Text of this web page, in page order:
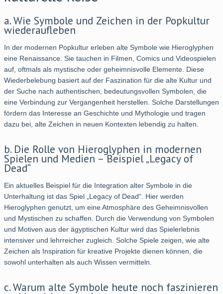
a. Wie Symbole und Zeichen in der Popkultur
wiederaufleben
In der modernen Popkultur erleben alte Symbole wie Hieroglyphen
eine Renaissance. Sie tauchen in Filmen, Comics und Videospielen
auf, oftmals als mystische oder geheimnisvolle Elemente. Diese
Wiederbelebung basiert auf der Faszination für die alte Kultur und
der Suche nach authentischen, bedeutungsvollen Symbolen, die
eine Verbindung zur Vergangenheit herstellen. Solche Darstellungen
fördern das Interesse an Geschichte und Mythologie und tragen
dazu bei, alte Zeichen in neuen Kontexten lebendig zu halten.
b. Die Rolle von Hieroglyphen in modernen
Spielen und Medien – Beispiel „Legacy of
Dead“
Ein aktuelles Beispiel für die Integration alter Symbole in die
Unterhaltung ist das Spiel „Legacy of Dead“. Hier werden
Hieroglyphen genutzt, um eine Atmosphäre des Geheimnisvollen
und Mystischen zu schaffen. Durch die Verwendung von Symbolen
und Motiven aus der ägyptischen Kultur wird das Spielerlebnis
intensiver und lehrreicher zugleich. Solche Spiele zeigen, wie alte
Zeichen als Inspiration für kreative Projekte dienen können, die
sowohl unterhalten als auch Wissen vermitteln.
c. Warum alte Symbole heute noch faszinieren